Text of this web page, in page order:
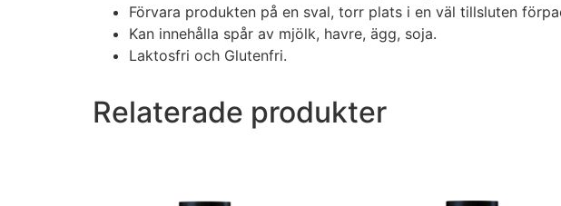
Förvara produkten på en sval, torr plats i en väl tillsluten
Kan innehålla spår av mjölk, havre, ägg, soja.
Laktosfri och Glutenfri.
Relaterade produkter